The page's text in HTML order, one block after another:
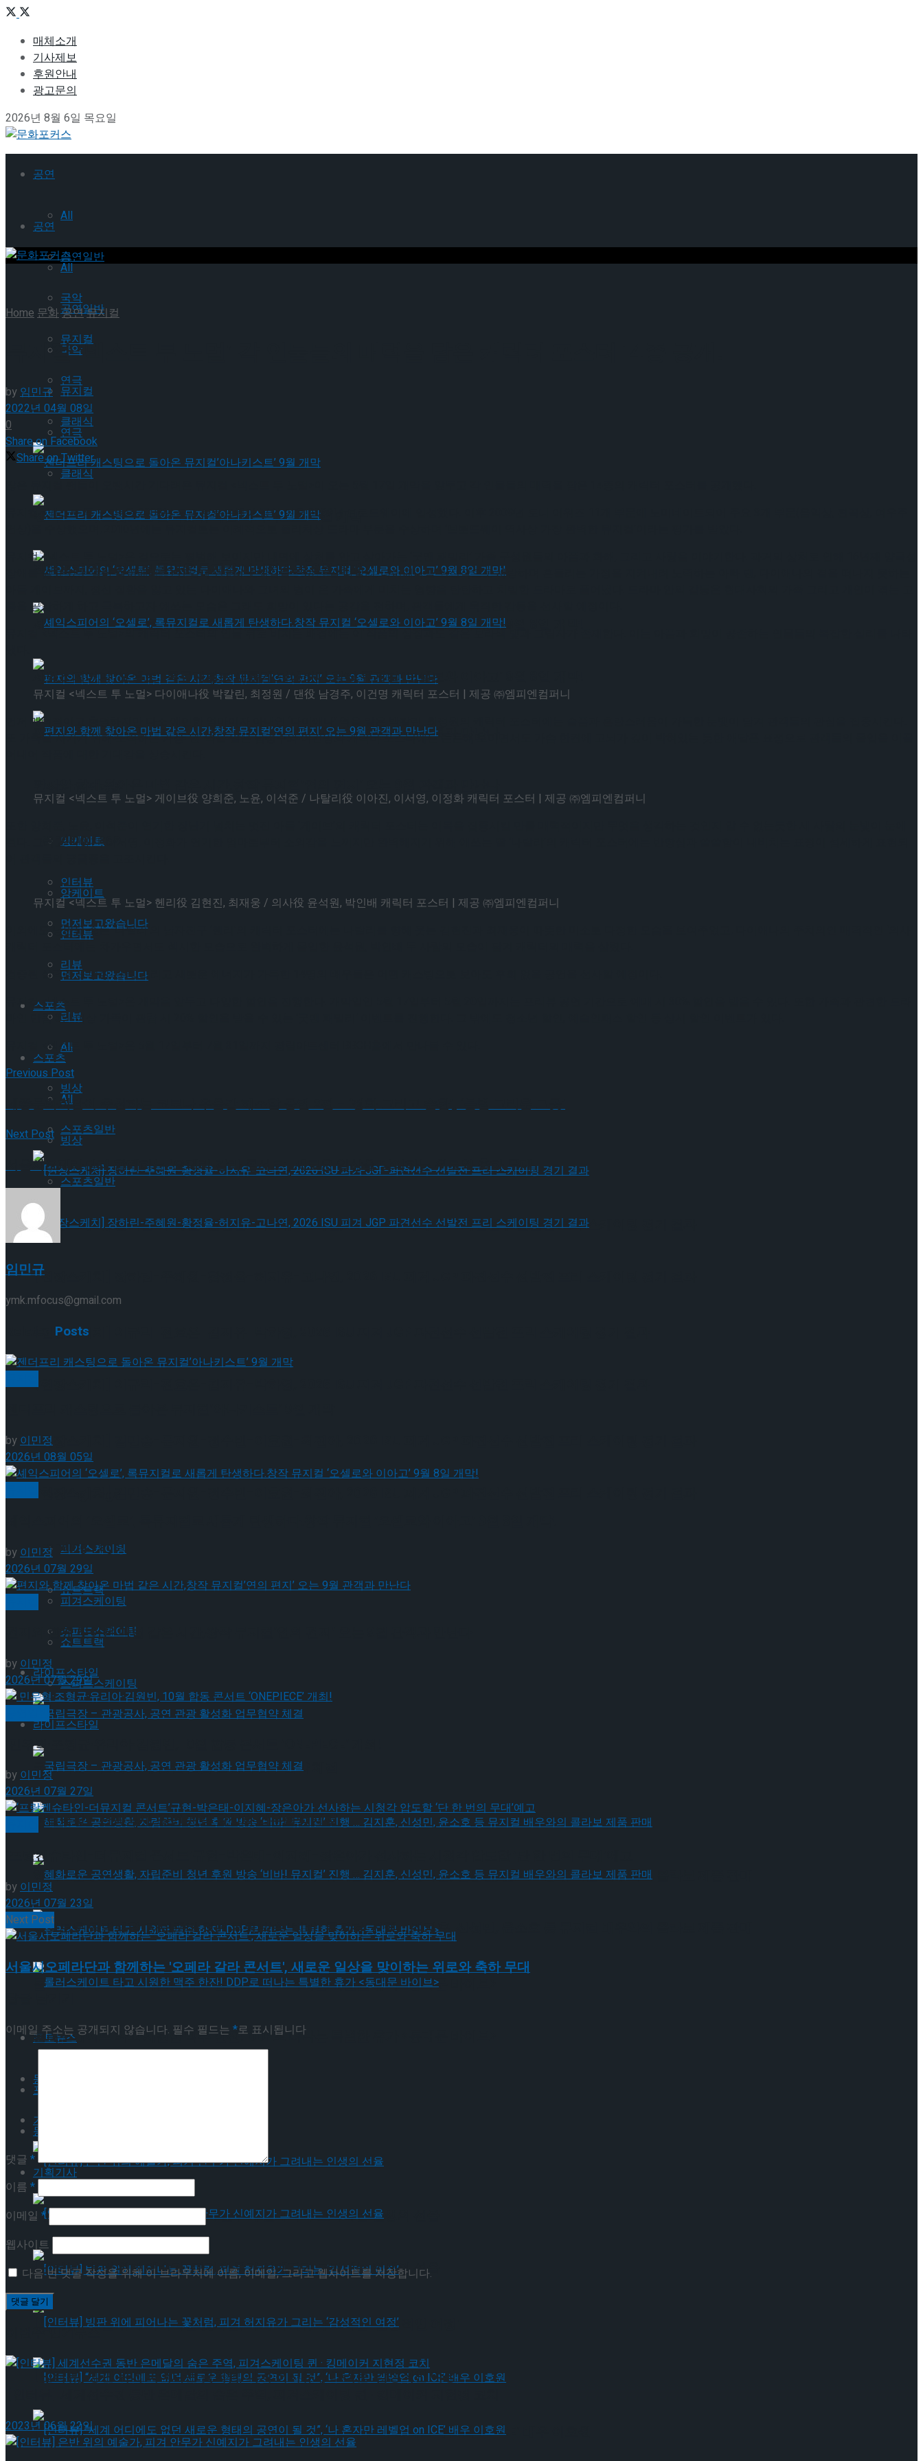
매체소개
기사제보
후원안내
광고문의
2026년 8월 6일 목요일
공연
All
공연일반
국악
뮤지컬
연극
클래식
젠더프리 캐스팅으로 돌아온 뮤지컬’아나키스트’ 9월 개막
셰익스피어의 ‘오셀로’, 록뮤지컬로 새롭게 탄생하다.창작 뮤지컬 ‘오셀로와 이아고’ 9월 8일 개막!
편지와 함께 찾아온 마법 같은 시간,창작 뮤지컬’연의 편지’ 오는 9월 관객과 만난다
앙케이트
인터뷰
먼저보고왔습니다
리뷰
스포츠
All
빙상
스포츠일반
[현장스케치] 장하린-주혜원-황정율-허지유-고나연, 2026 ISU 피겨 JGP 파견선수 선발전 프리 스케이팅 경기 결과
[현장스케치] 이규리-전효은-김지유-박하영, 2026 ISU 피겨 JGP 파견선수 선발전 프리 스케이팅 경기 결과
[현장스케치] 김민송-문지원-정수빈-이효원-최진아, 2026 ISU 피겨 JGP 파견선수 선발전 프리 스케이팅 경기 결과
Trending Tags
피겨스케이팅
쇼트트랙
스피드스케이팅
라이프스타일
국립극장 – 관광공사, 공연 관광 활성화 업무협약 체결
혜화로운 공연생활, 자립준비 청년 후원 방송 ‘비바! 뮤지컬’ 진행 … 김지훈, 신성민, 윤소호 등 뮤지컬 배우와의 콜라보 제품 판매
롤러스케이트 타고 시원한 맥주 한잔! DDP로 떠나는 특별한 휴가 <동대문 바이브>
포토뉴스
동영상
기획기사
[인터뷰] 은반 위의 예술가, 피겨 안무가 신예지가 그려내는 인생의 선율
[인터뷰] 빙판 위에 피어나는 꽃처럼, 피겨 허지유가 그리는 ‘감성적인 여정’
[인터뷰] “세계 어디에도 없던 새로운 형태의 공연이 될 것”, ‘나 혼자만 레벨업 on ICE’ 배우 이호원
공연
All
공연일반
국악
뮤지컬
연극
클래식
젠더프리 캐스팅으로 돌아온 뮤지컬’아나키스트’ 9월 개막
셰익스피어의 ‘오셀로’, 록뮤지컬로 새롭게 탄생하다.창작 뮤지컬 ‘오셀로와 이아고’ 9월 8일 개막!
Trending Tags
앙케이트
인터뷰
먼저보고왔습니다
리뷰
스포츠
All
빙상
스포츠일반
[현장스케치] 장하린-주혜원-황정율-허지유-고나연, 2026 ISU 피겨 JGP 파견선수 선발전 프리 스케이팅 경기 결과
[현장스케치] 이규리-전효은-김지유-박하영, 2026 ISU 피겨 JGP 파견선수 선발전 프리 스케이팅 경기 결과
Trending Tags
피겨스케이팅
쇼트트랙
스피드스케이팅
라이프스타일
국립극장 – 관광공사, 공연 관광 활성화 업무협약 체결
혜화로운 공연생활, 자립준비 청년 후원 방송 ‘비바! 뮤지컬’ 진행 … 김지훈, 신성민, 윤소호 등 뮤지컬 배우와의 콜라보 제품 판매
롤러스케이트 타고 시원한 맥주 한잔! DDP로 떠나는 특별한 휴가 <동대문 바이브>
포토뉴스
동영상
기획기사
[인터뷰] 은반 위의 예술가, 피겨 안무가 신예지가 그려내는 인생의 선율
[인터뷰] 빙판 위에 피어나는 꽃처럼, 피겨 허지유가 그리는 ‘감성적인 여정’
Home문화공연뮤지컬
뮤지컬 ‘넥스트 투 노멀’ 각 인물들의 매력을 담은 캐릭터 포스터 14종 공개!
by임민규
2022년 04월 08일
0
Share on Facebook
Share on Twitter
뮤지컬 <넥스트 투 노멀>은 2008년 오프 브로드웨이 공연 이후 2009년 브로드웨이에 입성했다. 이후 2009년 토니 어워즈 11개 부문에 노미네이트되어 주요 3개 부문(음악상, 편곡상, 여우주
뮤지컬 <넥스트 투 노멀>은 겉으로는 평범해 보이지만 내면에 상처를 안고 살아가는 ‘굿맨 패밀리’ 가족 구성원들의 아픔과 화해, 그리고 사랑을 이야기한다. 과거의 상처로 인해 16년째 양극성
장애를 앓고 있는 엄마 다이애나, 그런 엄마로부터 소외감을 느끼는 딸 나탈리, 다이애나를 헌신적으로 사랑하며 흔들리는 가정을 지켜내려 노력하는 아빠 댄, 다이애나의 곁을 떠나지 못하는
통을 공감하게 하고 극복하고자 애쓰는 모습은 그래도 희망이 있다는 공감을 전하며, 관객들에게 묵직한 감동을 선사할 예정이다.
뮤지컬 <넥스트 투 노멀>의 캐릭터 포스터의 인물 뒤로 비치는 배경에는 이 작품의 상징과도 같은 보라색 빛과 그림자가 존재한다. 이는 아픔과 희망이 공존하는 인물들의 복잡한 심리를 나타
뮤지컬 <넥스트 투 노멀> 다이애나役 박칼린, 최정원 / 댄役 남경주, 이건명 캐릭터 포스터 | 제공 ㈜엠피엔컴퍼니
먼저 매력적이고 총명하지만 다소 예민한 엄마이자 아내인 ‘다이애나’ 역을 맡은 박칼린, 최정원의 캐릭터 포스터에는 슬픔과 혼란스러움이 가득한 눈빛이 담겨 관객들의 관심을 집중시킨다.
또 가족을 지키기 위해 노력하는 가장 ‘댄’ 역을 맡은 남경주와 이건명의 캐릭터 포스터에는 든든해 보이면서도 가슴 한켠에 고뇌가 깊이 박혀있는 듯한 애달픈 표정으로 관객들의 몰입을 이끌
뮤지컬 <넥스트 투 노멀> 게이브役 양희준, 노윤, 이석준 / 나탈리役 이아진, 이서영, 이정화 캐릭터 포스터 | 제공 ㈜엠피엔컴퍼니
띈다. 그리고 이아진, 이서영, 이정화가 연기한 엄마로부터 소외감을 느끼지만 완벽해지기 위해 애쓰는 딸 ‘나탈리’의 캐릭터 포스터에는 반항심과 쓸쓸함이 내비치는 표정이 섬세하게 표현되
뮤지컬 <넥스트 투 노멀> 헨리役 김현진, 최재웅 / 의사役 윤석원, 박인배 캐릭터 포스터 | 제공 ㈜엠피엔컴퍼니
이외에도 낭만을 좇는 ‘나탈리’의 남자친구 ‘헨리’의 캐릭터 포스터에는 나탈리를 향해 웃는 김현진과 최재웅이 따뜻한 미소로 다정한 모습을 보여주었고, 다이애나의 주치의인 매력적인 ‘의사’
검증된 실력과 노련한 관록, 그리고 새로운 에너지가 가득한 14명의 배우들은 어떤 캐스팅으로 보아도 후회 없을 공연을 선사할 예정이다.
뮤지컬 <넥스트 투 노멀>은 개막을 앞두고 다양한 할인을 진행한다. 개막일인 5월 17일부터 5월 20일까지는 프리뷰 공연 기간으로 예매 시 30% 할인을 받을 수 있다. 또한 가족과 관련한 드라
마인 만큼 3인 이상 가족이 관람 시 20% 할인을 받을 수 있는 ‘굿맨 패밀리’ 이벤트를 진행한다. 그 밖에도 청소년 할인, 예술인패스 할인 등 상시 할인 이벤트가 있다.
뮤지컬 <넥스트 투 노멀>은 5월 17일부터 7월 31일까지 광림아트센터 BBCH홀에서 만나볼 수 있다.
Previous Post
세종문화회관이 추천하는 코로나 우울감 해소할 공연 2편 – ‘정화 그리고 순환’, ‘봄볕 그리운 그곳’
Next Post
서울시오페라단과 함께하는 ‘오페라 갈라 콘서트’, 새로운 일상을 맞이하는 위로와 축하 무대
임민규
ymk.mfocus@gmail.com
Posts
by이민정
2026년 08월 05일
by 이민정
2026년 07월 29일
편지와 함께 찾아온 마법 같은 시간,창작 뮤지컬’연의 편지’ 오는 9월 관객과 만난다
by이민정
2026년 07월 29일
민우혁·조형균·유리아·김원빈, 10월 합동 콘서트 ‘ONEPIECE’ 개최!
by이민정
2026년 07월 27일
‘프랑켄슈타인-더뮤지컬 콘서트’규현-박은태-이지혜-장은아가 선사하는 시청각 압도할 ‘단 한 번의 무대’예고
by이민정
2026년 07월 23일
Next Post
서울시오페라단과 함께하는 '오페라 갈라 콘서트', 새로운 일상을 맞이하는 위로와 축하 무대
이메일 주소는 공개되지 않습니다. 필수 필드는 *로 표시됩니다
댓글 *
이름 *
이메일 *
웹사이트
다음 번 댓글 작성을 위해 이 브라우저에 이름, 이메일, 그리고 웹사이트를 저장합니다.
이번주 인기뉴스
2023년 06월 22일